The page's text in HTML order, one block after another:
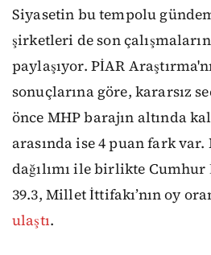
Siyasetin bu tempolu
şirketleri de son
paylaşıyor. PİAR
sonuçlarına göre, kararsız
önce MHP barajın altında
arasında ise 4 puan fark var.
dağılımı ile birlikte Cumhur
39.3, Millet İttifakı’nın oy
ulaştı.